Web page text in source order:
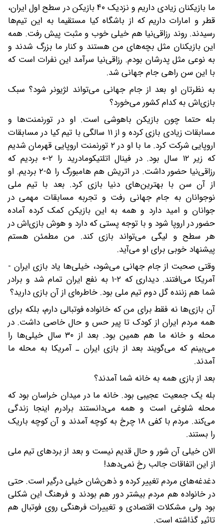
ما بازیکنان زیادی داریم و نزدیک ۴۰ بازیکن در سطح اول ایران،
قطر و امارات داریم که از باشگاه کیا مستقیما به این تیم‌ها
رسیدند. روند رزاقی‌نیا هم خیلی خوب و مثبت پیش رفت. همه
این بازیکنان مثل بچه‌های من هستند و کنار ما بزرگ شدند و
به نوعی مثل پدرشان بودم. رزاقی‌نیا سرآمد این نفرات است که
با این سن راهی جام جهانی شد.
به نظرتان او بعد از جام جهانی می‌تواند لژیونر شود؟ سبک
بازی‌اش به کدام کشور می‌خورد؟
بله حتما چون بازیکن باهوشی است. او در تورنمنت‌ها و
مسابقات زیادی بازی کرده و از ۱۱ سالگی با تیم کیا در مسابقات
اروپایی شرکت کرد. ما با او در ۲ تورنمنت اروپایی قهرمان شدیم
که زیر ۱۲ سال بود. در فینال اتلتیکومادرید را ۲-۰ بردیم که
رزاقی‌نیا حضور داشت. در اتریش هم هامبورگ را ۵-۲ بردیم. او
از آن سن با بهترین‌های دنیا بازی کرد. بعد با تیم ملی
نوجوانان به جام جهانی رفت و تجربه مسابقات مهمی در
جوانان و امید دارد و همه به این بازیکن کمک کرده آماده
حضور در اروپا شود و با توجه پستی که دارد و هوش بازی‌اش در
هر سطح و لیگی می‌تواند بازی کند. من مطمئن هستم
پیشنهاد خوبی برای او می‌آید.
وقتی صحبت از جام جهانی می‌شود، خیلی‌ها یاد بازی ایران -
آمریکا می‌افتند. دیداری که ۲-۱ به نفع ایران تمام شد و برادر
شما هم زننده گل دوم تیم ملی بود. خاطره‌ای از آن بازی دارید؟
آن بازی‌ها نه فقط برای من که خانواده فوتبالی دارم، بلکه برای
همه مردم ایران از کودک تا پیر حس و حال خاصی داشت. در
محله و خانه ما هم همین بود. بعد از ۳۰ سال خیلی‌ها را
می‌بینم که می‌گویند بعد از بازی ایران ـ آمریکا به محله ما
آمدند.
بعد از بازی همه به خانه شما آمدند؟
بله یک جمعیت عجیبی بود. خانه ما در میدان خراسان بود که
محله شلوغی است و همه می‌دانستند برادرم اینجا زندگی
می‌کند. مردم با کفی ۱۸ چرخ به کوچه آمدند و آن کوچه باریک
را بستند.
الان خیلی آن شور و حال قدیم نیست و بعد از بردهای تیم ملی
از این اتفاقات جالب رخ نمی‌دهد!
دغدغه‌های مردم تغییر کرده و ذهن‌شان خیلی درگیر است. حتی
در خانواده هم مردم بیشتر دور هم بودند و فرهنگ این شکلی
بود ولی مشکلات اقتصادی و تغییرات فرهنگی روی فوتبال هم
تاثیر گذاشته است.